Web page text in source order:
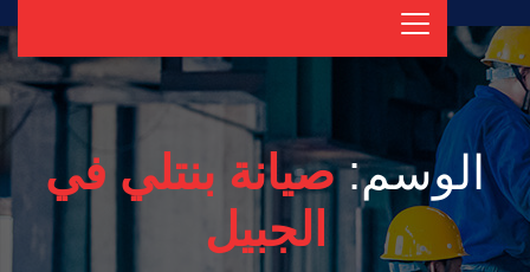
الوسم:صيانة بنتلي في
الجبيل